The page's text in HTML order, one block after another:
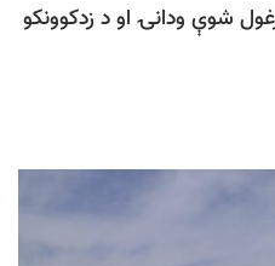
شوې ودانۍ او د زدکوونکو